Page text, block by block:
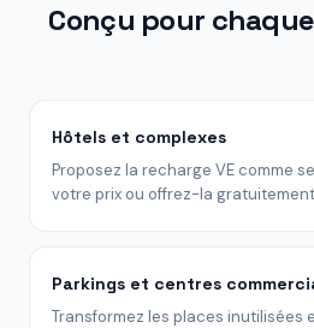
Conçu pour
Hôtels et complexes
Proposez la recharge VE comme
votre prix ou offrez-la
Parkings et centres
Transformez les places inutilisées